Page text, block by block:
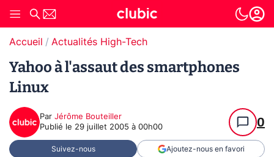
Accueil Actualités High-Tech
Yahoo à l'assaut des smartphones
Linux
Par Jérôme Bouteiller
Publié le 29 juillet 2005 à 00h00 0
Suivez-nous Ajoutez-nous en favori